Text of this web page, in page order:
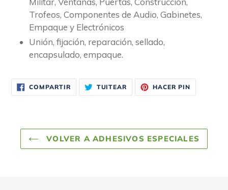
Trofeos, Componentes de Audio, Gabinetes,
Empaque y Electrónicos
Unión, fijación, reparación, sellado,
encapsulado, empaque.
COMPARTIRCOMPARTIR
EN
FACEBOOK
TUITEAR TUITEAR
TWITTER
HACER PINPINEAR
EN
PINTEREST
VOLVER A ADHESIVOS ESPECIALES